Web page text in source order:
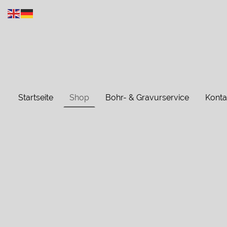
Startseite Shop Bohr- & Gravurservice